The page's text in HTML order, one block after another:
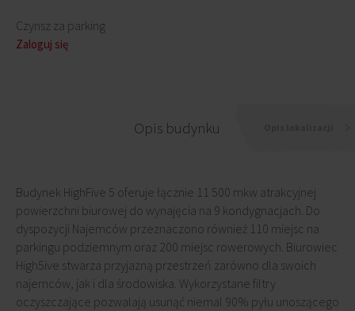
Czynsz za parking
Zaloguj się
Opis budynku
Budynek HighFive 5 oferuje łącznie 11 500 mkw atrakcyjnej
powierzchni biurowej do wynajęcia na 9 kondygnacjach. Do
dyspozycji Najemców przeznaczono również 110 miejsc na
parkingu podziemnym oraz 200 miejsc rowerowych. Biurowiec
High5ive stwarza przyjazną przestrzeń zarówno dla swoich
najemców, jak i dla środowiska. Wykorzystane filtry
oczyszczające pozwalają usunąć niemal 90% pyłu unoszącego